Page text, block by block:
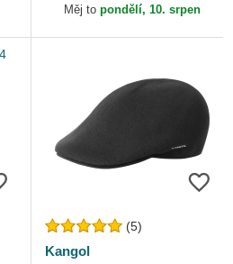
Měj to pondělí, 10. srpen
(5)
Kangol